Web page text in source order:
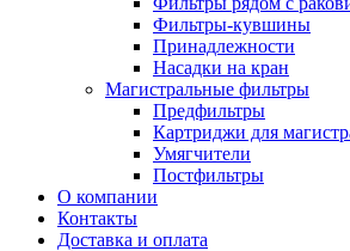
Фильтры-кувшины
Принадлежности
Насадки на кран
Магистральные фильтры
Предфильтры
Картриджи для
Умягчители
Постфильтры
О компании
Контакты
Доставка и оплата